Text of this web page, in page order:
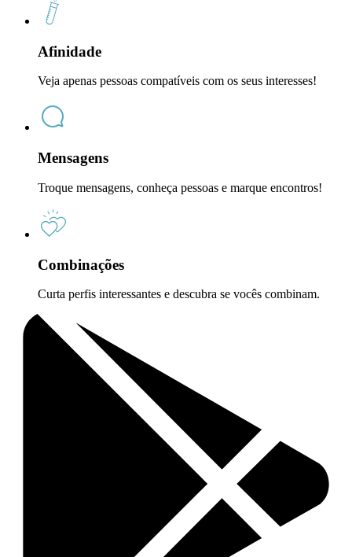
Afinidade
Veja apenas pessoas compatíveis com os seus interesses!
Mensagens
Troque mensagens, conheça pessoas e marque encontros!
Combinações
Curta perfis interessantes e descubra se vocês combinam.